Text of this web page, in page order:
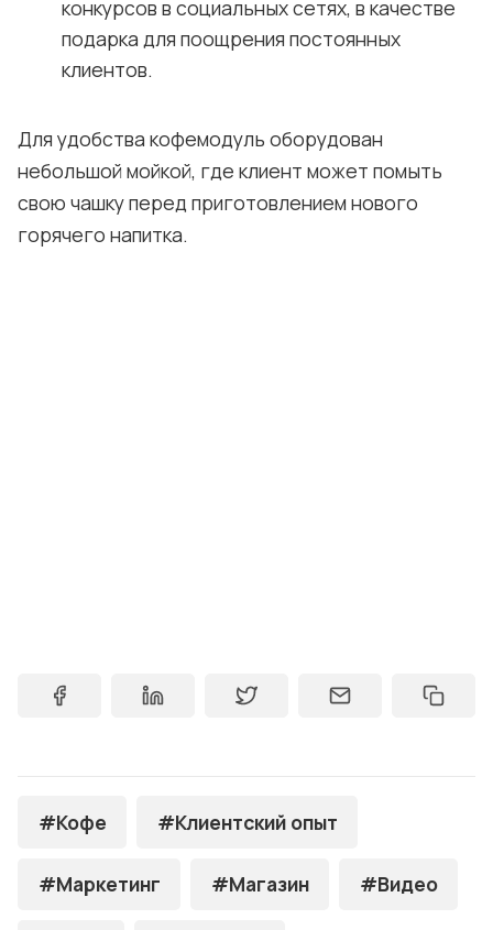
конкурсов в социальных сетях, в качестве
подарка для поощрения постоянных
клиентов.
Для удобства кофемодуль оборудован
небольшой мойкой, где клиент может помыть
свою чашку перед приготовлением нового
горячего напитка.
#Кофе #Клиентский опыт
#Маркетинг #Магазин #Видео